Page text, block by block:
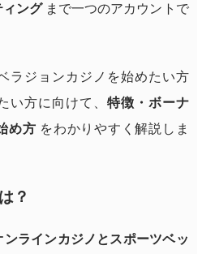
ィングまで一つのアカウントで
ラジョンカジノを始めたい方
い方に向けて、 特徴・ボーナ
め方 をわかりやすく解説しま
？
ンラインカジノとスポーツベッ